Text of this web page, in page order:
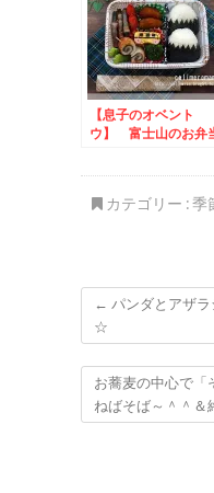
【息子のオベント
ウ】 富士山のお弁
カテゴリー :季
← パンダとアザ
☆
お蕎麦の中心で「
ねばそば～＾＾＆